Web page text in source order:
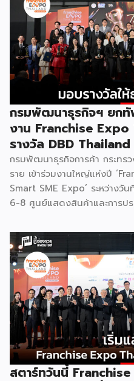
กรมพัฒนาธุรกิจฯ ยก
งาน Franchise
รางวัล DBD
กรมพัฒนาธุรกิจการค้า กระท
ราย เข้าร่วมงานใหญ่แห่งปี
Smart SME Expo’ ระหว่าง
6-8 ศูนย์แสดงสินค้าและการป
2026 ให้แก่ผู้ประกอบธุรกิจแฟ
ของกรมฯ นายพูนพงษ์ นัยน
การค้า กระทรวงพาณิชย์ เปิดเ
“งานแฟรนไชส์ เอ็กซ์โป ไทยแ
โป (Franchise Expo
เป็นงานแสดงธุรกิจแฟรนไชส์
คอร์ปอเรชัน จำกัด เพื่อยกระดั
เจ้าของธุรกิจที่ต้องการขยายกิ
สตาร์ทวันนี้